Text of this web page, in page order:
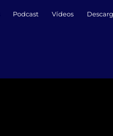
Podcast Vídeos